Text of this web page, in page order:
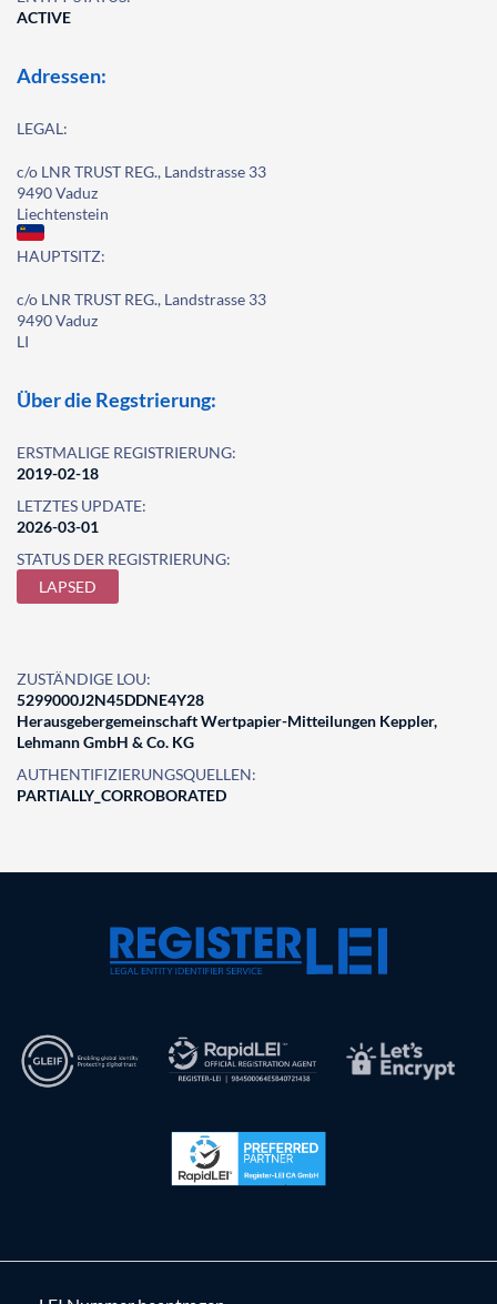
ACTIVE
Adressen:
LEGAL:
c/o LNR TRUST REG., Landstrasse 33
9490 Vaduz
Liechtenstein
HAUPTSITZ:
c/o LNR TRUST REG., Landstrasse 33
9490 Vaduz
LI
Über die Regstrierung:
ERSTMALIGE REGISTRIERUNG:
2019-02-18
LETZTES UPDATE:
2026-03-01
STATUS DER REGISTRIERUNG:
LAPSED
ZUSTÄNDIGE LOU:
5299000J2N45DDNE4Y28
Herausgebergemeinschaft Wertpapier-Mitteilungen Keppler,
Lehmann GmbH & Co. KG
AUTHENTIFIZIERUNGSQUELLEN:
PARTIALLY_CORROBORATED